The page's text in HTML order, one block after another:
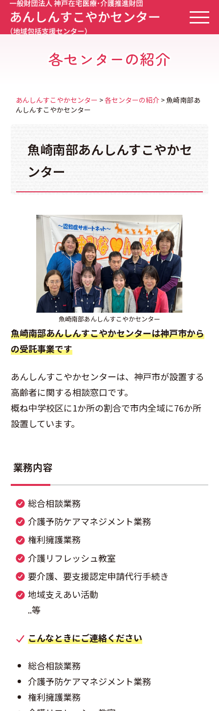
このページの本文に移動
あ
ん
ん
各センターの紹介
あんしんすこやかセンター >各センターの紹介 >魚崎南部あ
んしんすこやかセンター
魚崎南部あんしんすこやかセ
ンター
魚崎南部あんしんすこやかセンター
魚崎南部あんしんすこやかセンターは神戸市から
の受託事業です
あんしんすこやかセンターは、神戸市が設置する
高齢者に関する相談窓口です。
概ね中学校区に1か所の割合で市内全域に76か所
設置しています。
業務内容
総合相談業務
介護予防ケアマネジメント業務
権利擁護業務
介護リフレッシュ教室
要介護、要支援認定申請代行手続き
地域支えあい活動
..等
こんなときにご連絡ください
総合相談業務
介護予防ケアマネジメント業務
権利擁護業務